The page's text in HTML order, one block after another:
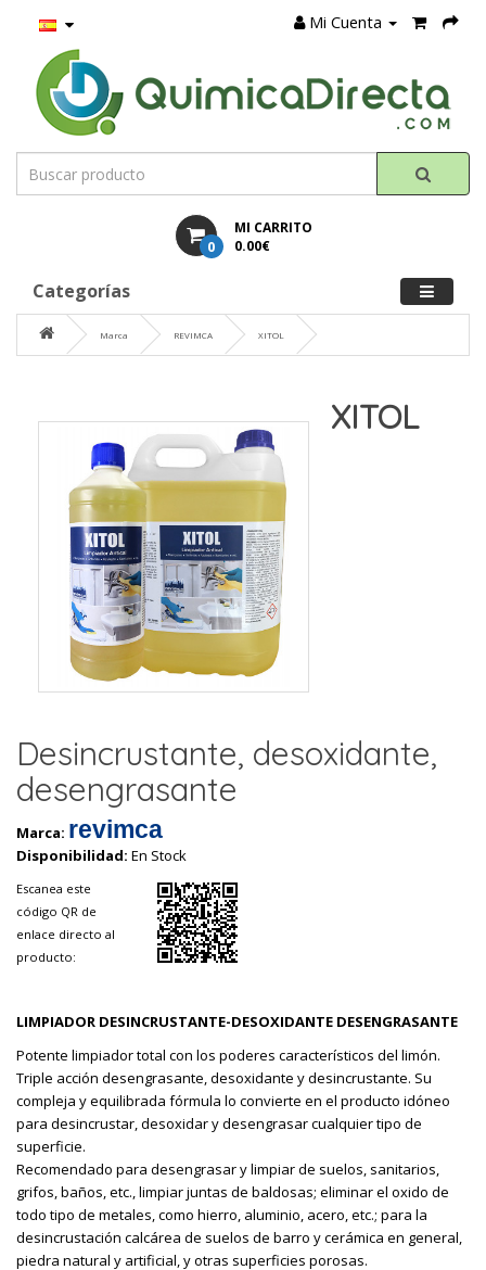
Mi Cuenta
MI CARRITO
0 0.00€
Categorías
Marca REVIMCA XITOL
XITOL
Desincrustante, desoxidante,
desengrasante
Marca: revimca
Disponibilidad: En Stock
Escanea este
código QR de
enlace directo al
producto:
LIMPIADOR DESINCRUSTANTE-DESOXIDANTE DESENGRASANTE
Potente limpiador total con los poderes característicos del limón.
Triple acción desengrasante, desoxidante y desincrustante. Su
compleja y equilibrada fórmula lo convierte en el producto idóneo
para desincrustar, desoxidar y desengrasar cualquier tipo de
superficie.
Recomendado para desengrasar y limpiar de suelos, sanitarios,
grifos, baños, etc., limpiar juntas de baldosas; eliminar el oxido de
todo tipo de metales, como hierro, aluminio, acero, etc.; para la
desincrustación calcárea de suelos de barro y cerámica en general,
piedra natural y artificial, y otras superficies porosas.